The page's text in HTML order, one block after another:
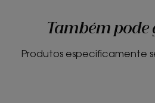
Também pode
Produtos especificamente